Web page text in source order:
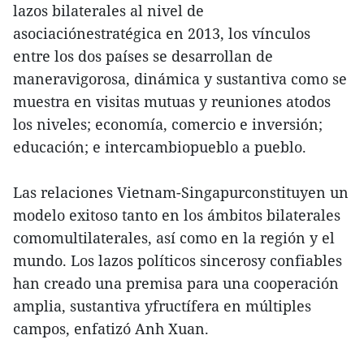
lazos bilaterales al nivel de
asociaciónestratégica en 2013, los vínculos
entre los dos países se desarrollan de
maneravigorosa, dinámica y sustantiva como se
muestra en visitas mutuas y reuniones atodos
los niveles; economía, comercio e inversión;
educación; e intercambiopueblo a pueblo.
Las relaciones Vietnam-Singapurconstituyen un
modelo exitoso tanto en los ámbitos bilaterales
comomultilaterales, así como en la región y el
mundo. Los lazos políticos sincerosy confiables
han creado una premisa para una cooperación
amplia, sustantiva yfructífera en múltiples
campos, enfatizó Anh Xuan.